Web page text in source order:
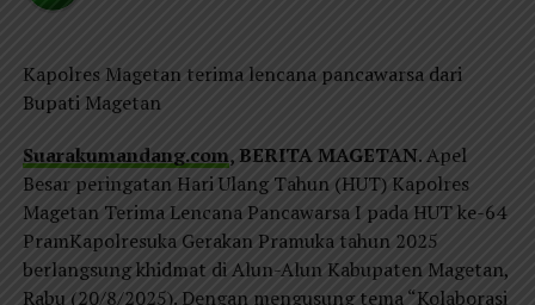
Kapolres Magetan terima lencana pancawarsa dari
Bupati Magetan
Suarakumandang.com, BERITA MAGETAN. Apel
Besar peringatan Hari Ulang Tahun (HUT) Kapolres
Magetan Terima Lencana Pancawarsa I pada HUT ke-64
PramKapolresuka Gerakan Pramuka tahun 2025
berlangsung khidmat di Alun-Alun Kabupaten Magetan,
Rabu (20/8/2025). Dengan mengusung tema “Kolaborasi